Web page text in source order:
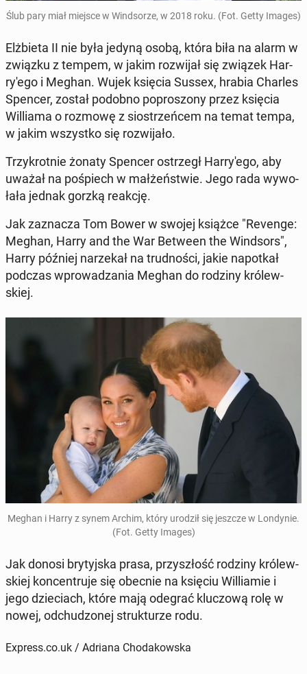
Ślub pary miał miejsce w Wind­so­rze, w 2018 roku. (Fot. Getty Images)
Elż­bie­ta II nie była jedyną osobą, która biła na alarm w
związku z tempem, w jakim roz­wi­jał się związek Har­
ry­'e­go i Meghan. Wujek księcia Sussex, hrabia Charles
Spencer, został podobno po­pro­szo­ny przez księcia
Wil­lia­ma o rozmowę z sio­strzeń­cem na temat tempa,
w jakim wszyst­ko się roz­wi­ja­ło.
Trzy­krot­nie żonaty Spencer ostrzegł Har­ry­'e­go, aby
uważał na po­śpiech w mał­żeń­stwie. Jego rada wy­wo­
ła­ła jednak gorzką reakcję.
Jak za­zna­cza Tom Bower w swojej książce "Revenge:
Meghan, Harry and the War Between the Wind­sors",
Harry później na­rze­kał na trud­no­ści, jakie na­po­tkał
podczas wpro­wa­dza­nia Meghan do rodziny kró­lew­
skiej.
Meghan i Harry z synem Archim, który urodził się jeszcze w Lon­dy­nie.
(Fot. Getty Images)
Jak donosi bry­tyj­ska prasa, przy­szłość rodziny kró­lew­
skiej kon­cen­tru­je się obecnie na księciu Wil­lia­mie i
jego dzie­ciach, które mają odegrać klu­czo­wą rolę w
nowej, od­chu­dzo­nej struk­tu­rze rodu.
Express.co.uk / Adriana Chodakowska